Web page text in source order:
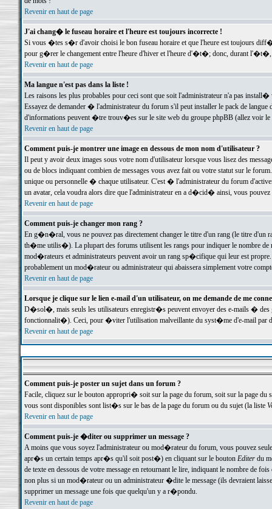
Revenir en haut de page
J'ai chang� le fuseau horaire et l'heure est toujours incorrecte !
Si vous �tes s�r d'avoir choisi le bon fuseau horaire et que l'heure est toujours
pour g�rer le changement entre l'heure d'hiver et l'heure d'�t�; donc, durant
Revenir en haut de page
Ma langue n'est pas dans la liste !
Les raisons les plus probables pour ceci sont que soit l'administrateur n'a pas
Essayez de demander � l'administrateur du forum s'il peut installer le pack de
d'informations peuvent �tre trouv�es sur le site web du groupe phpBB (allez voir le
Revenir en haut de page
Comment puis-je montrer une image en dessous de mon nom d'utilisateur ?
Il peut y avoir deux images sous votre nom d'utilisateur lorsque vous lisez des
ou de blocs indiquant combien de messages vous avez fait ou votre statut sur le
unique ou personnelle � chaque utilisateur. C'est � l'administrateur du forum
un avatar, cela voudra alors dire que l'administrateur en a d�cid� ainsi, vous
Revenir en haut de page
Comment puis-je changer mon rang ?
En g�n�ral, vous ne pouvez pas directement changer le titre d'un rang (le titre d'un
th�me utilis�). La plupart des forums utilisent les rangs pour indiquer le nombre de
mod�rateurs et administrateurs peuvent avoir un rang sp�cifique qui leur est
probablement un mod�rateur ou administrateur qui abaissera simplement votre
Revenir en haut de page
Lorsque je clique sur le lien e-mail d'un utilisateur, on me demande de me
D�sol�, mais seuls les utilisateurs enregistr�s peuvent envoyer des e-mails �
fonctionnalit�). Ceci, pour �viter l'utilisation malveillante du syst�me d'e-mail par
Revenir en haut de page
Comment puis-je poster un sujet dans un forum ?
Facile, cliquez sur le bouton appropri� soit sur la page du forum, soit sur la page du
vous sont disponibles sont list�s sur le bas de la page du forum ou du sujet (la liste
Revenir en haut de page
Comment puis-je �diter ou supprimer un message ?
A moins que vous soyez l'administrateur ou mod�rateur du forum, vous pouvez
apr�s un certain temps apr�s qu'il soit post�) en cliquant sur le bouton Editerdu
de texte en dessous de votre message en retournant le lire, indiquant le nombre
non plus si un mod�rateur ou un administrateur �dite le message (ils devraient
supprimer un message une fois que quelqu'un y a r�pondu.
Revenir en haut de page